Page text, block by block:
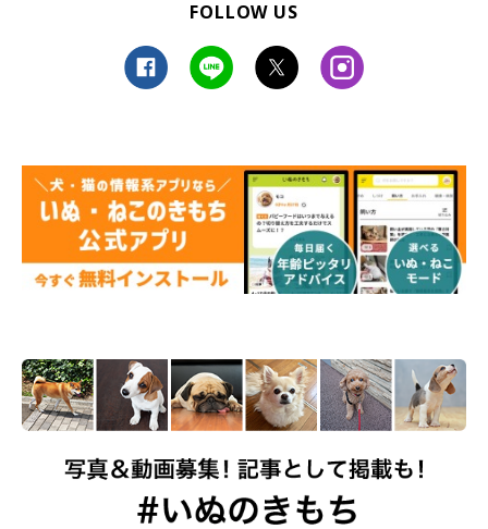
FOLLOW US